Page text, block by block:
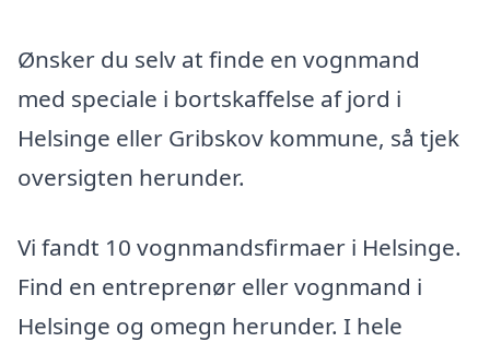
Ønsker du selv at finde en vognmand
med speciale i bortskaffelse af jord i
Helsinge eller Gribskov kommune, så tjek
oversigten herunder.
Vi fandt 10 vognmandsfirmaer i Helsinge.
Find en entreprenør eller vognmand i
Helsinge og omegn herunder. I hele